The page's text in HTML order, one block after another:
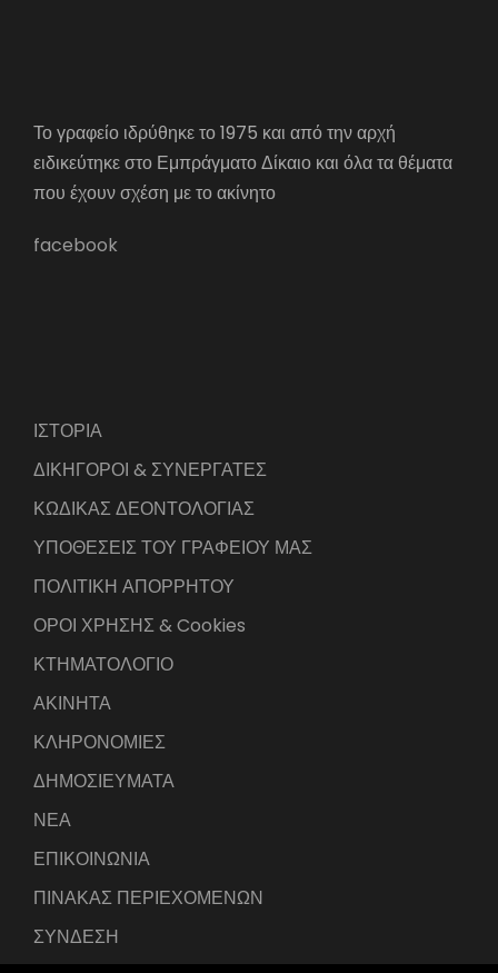
Το γραφείο ιδρύθηκε το 1975 και από την αρχή
ειδικεύτηκε στο Εμπράγματο Δίκαιο και όλα τα θέματα
που έχουν σχέση με το ακίνητο
facebook
ΙΣΤΟΡΙΑ
ΔΙΚΗΓΟΡΟΙ & ΣΥΝΕΡΓΑΤΕΣ
ΚΩΔΙΚΑΣ ΔΕΟΝΤΟΛΟΓΙΑΣ
ΥΠΟΘΕΣΕΙΣ ΤΟΥ ΓΡΑΦΕΙΟΥ ΜΑΣ
ΠΟΛΙΤΙΚΗ ΑΠΟΡΡΗΤΟΥ
ΟΡΟΙ ΧΡΗΣΗΣ & Cookies
ΚΤΗΜΑΤΟΛΟΓΙΟ
ΑΚΙΝΗΤΑ
ΚΛΗΡΟΝΟΜΙΕΣ
ΔΗΜΟΣΙΕΥΜΑΤΑ
ΝΕΑ
ΕΠΙΚΟΙΝΩΝΙΑ
ΠΙΝΑΚΑΣ ΠΕΡΙΕΧΟΜΕΝΩΝ
ΣΥΝΔΕΣΗ